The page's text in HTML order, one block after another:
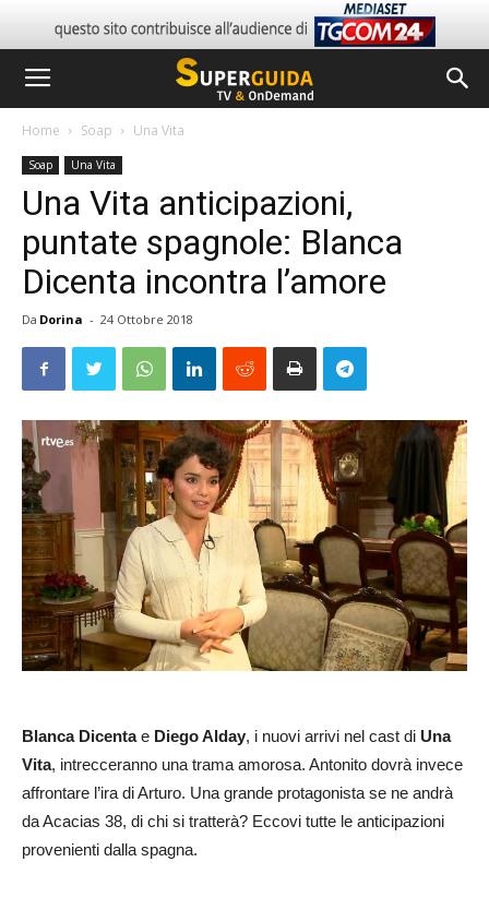
Home Soap Una Vita
Soap Una Vita
Una Vita anticipazioni,
puntate spagnole: Blanca
Dicenta incontra l’amore
Da Dorina - 24 Ottobre 2018
Blanca Dicentae Diego Alday, i nuovi arrivi nel cast di Una
Vita, intrecceranno una trama amorosa. Antonito dovrà invece
affrontare l’ira di Arturo. Una grande protagonista se ne andrà
da Acacias 38, di chi si tratterà? Eccovi tutte le anticipazioni
provenienti dalla spagna.